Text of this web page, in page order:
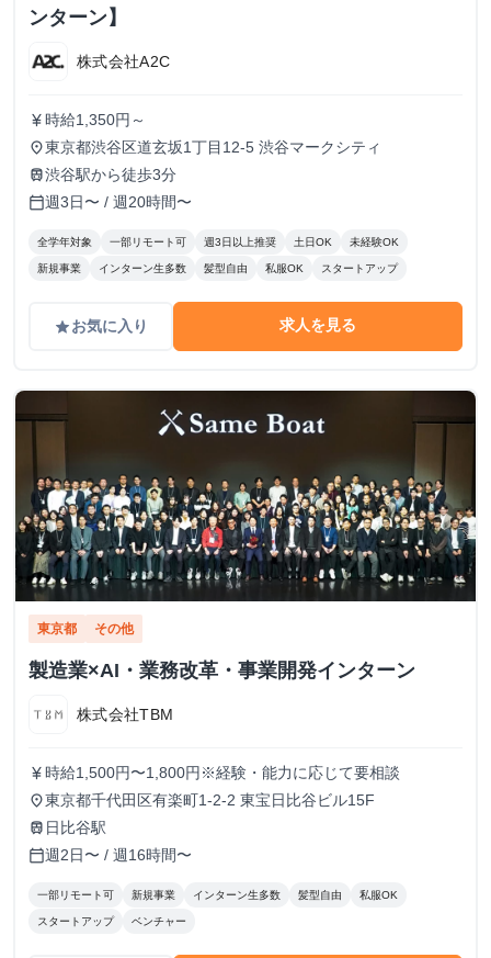
ンターン】
株式会社A2C
currency_yen 時給1,350円～
place東京都渋谷区道玄坂1丁目12-5 渋谷マークシティ
train渋谷駅から徒歩3分
calendar_today週3日〜 / 週20時間〜
全学年対象 一部リモート可 週3日以上推奨 土日OK 未経験OK
新規事業 インターン生多数 髪型自由 私服OK スタートアップ
gradeお気に入り 求人を見る
東京都 その他
製造業×AI・業務改革・事業開発インターン
株式会社TBM
currency_yen 時給1,500円〜1,800円※経験・能力に応じて要相談
place東京都千代田区有楽町1-2-2 東宝日比谷ビル15F
train 日比谷駅
calendar_today週2日〜 / 週16時間〜
一部リモート可 新規事業 インターン生多数 髪型自由 私服OK
スタートアップ ベンチャー